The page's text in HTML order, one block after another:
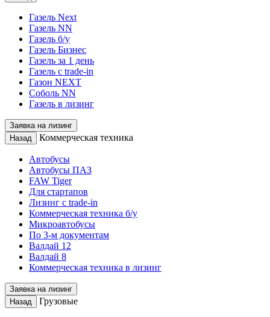
Газель Next
Газель NN
Газель б/у
Газель Бизнес
Газель за 1 день
Газель с trade-in
Газон NEXT
Соболь NN
Газель в лизинг
Заявка на лизинг
Назад
Коммерческая техника
Автобусы
Автобусы ПАЗ
FAW Tiger
Для стартапов
Лизинг с trade-in
Коммерческая техника б/у
Микроавтобусы
По 3-м документам
Валдай 12
Валдай 8
Коммерческая техника в лизинг
Заявка на лизинг
Назад
Грузовые